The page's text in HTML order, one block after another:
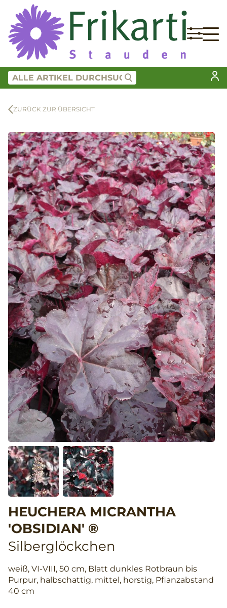
ZURÜCK ZUR ÜBERSICHT
HEUCHERA MICRANTHA
'OBSIDIAN' ®
Silberglöckchen
weiß, VI-VIII, 50 cm, Blatt dunkles Rotbraun bis
Purpur, halbschattig, mittel, horstig, Pflanzabstand
40 cm